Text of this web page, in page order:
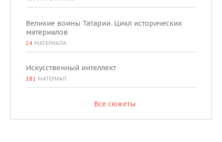
Великие воины Татарии. Цикл исторических
материалов
24 МАТЕРИАЛА
Искусственный интеллект
181 МАТЕРИАЛ
Все сюжеты